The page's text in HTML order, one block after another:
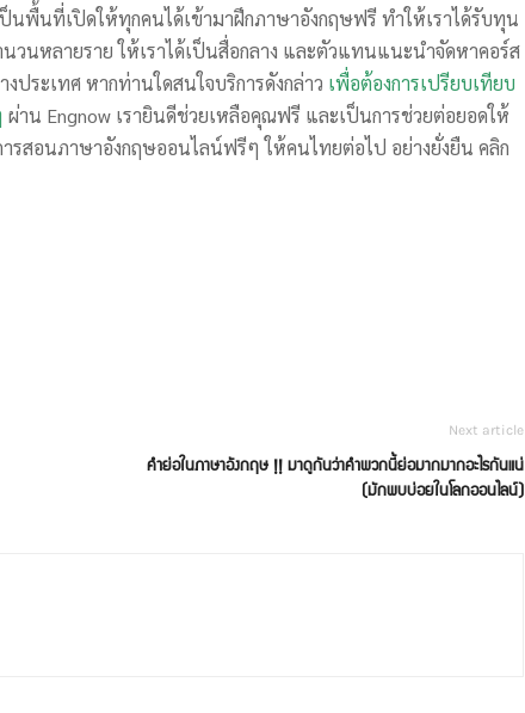
นพื้นที่เปิดให้ทุกคนได้เข้ามาฝึกภาษาอังกฤษฟรี ทำให้เราได้รับทุน
นหลายราย ให้เราได้เป็นสื่อกลาง และตัวแทนแนะนำจัดหาคอร์ส
ประเทศ หากท่านใดสนใจบริการดังกล่าว เพื่อต้องการเปรียบเทียบ
ผ่าน Engnow เรายินดีช่วยเหลือคุณฟรี และเป็นการช่วยต่อยอดให้
รสอนภาษาอังกฤษออนไลน์ฟรีๆ ให้คนไทยต่อไป อย่างยั่งยืน คลิก
Next article
คำย่อในภาษาอังกฤษ !! มาดูกันว่าคำพวกนี้ย่อมากมากอะไรกันแน่
(มักพบบ่อยในโลกออนไลน์)